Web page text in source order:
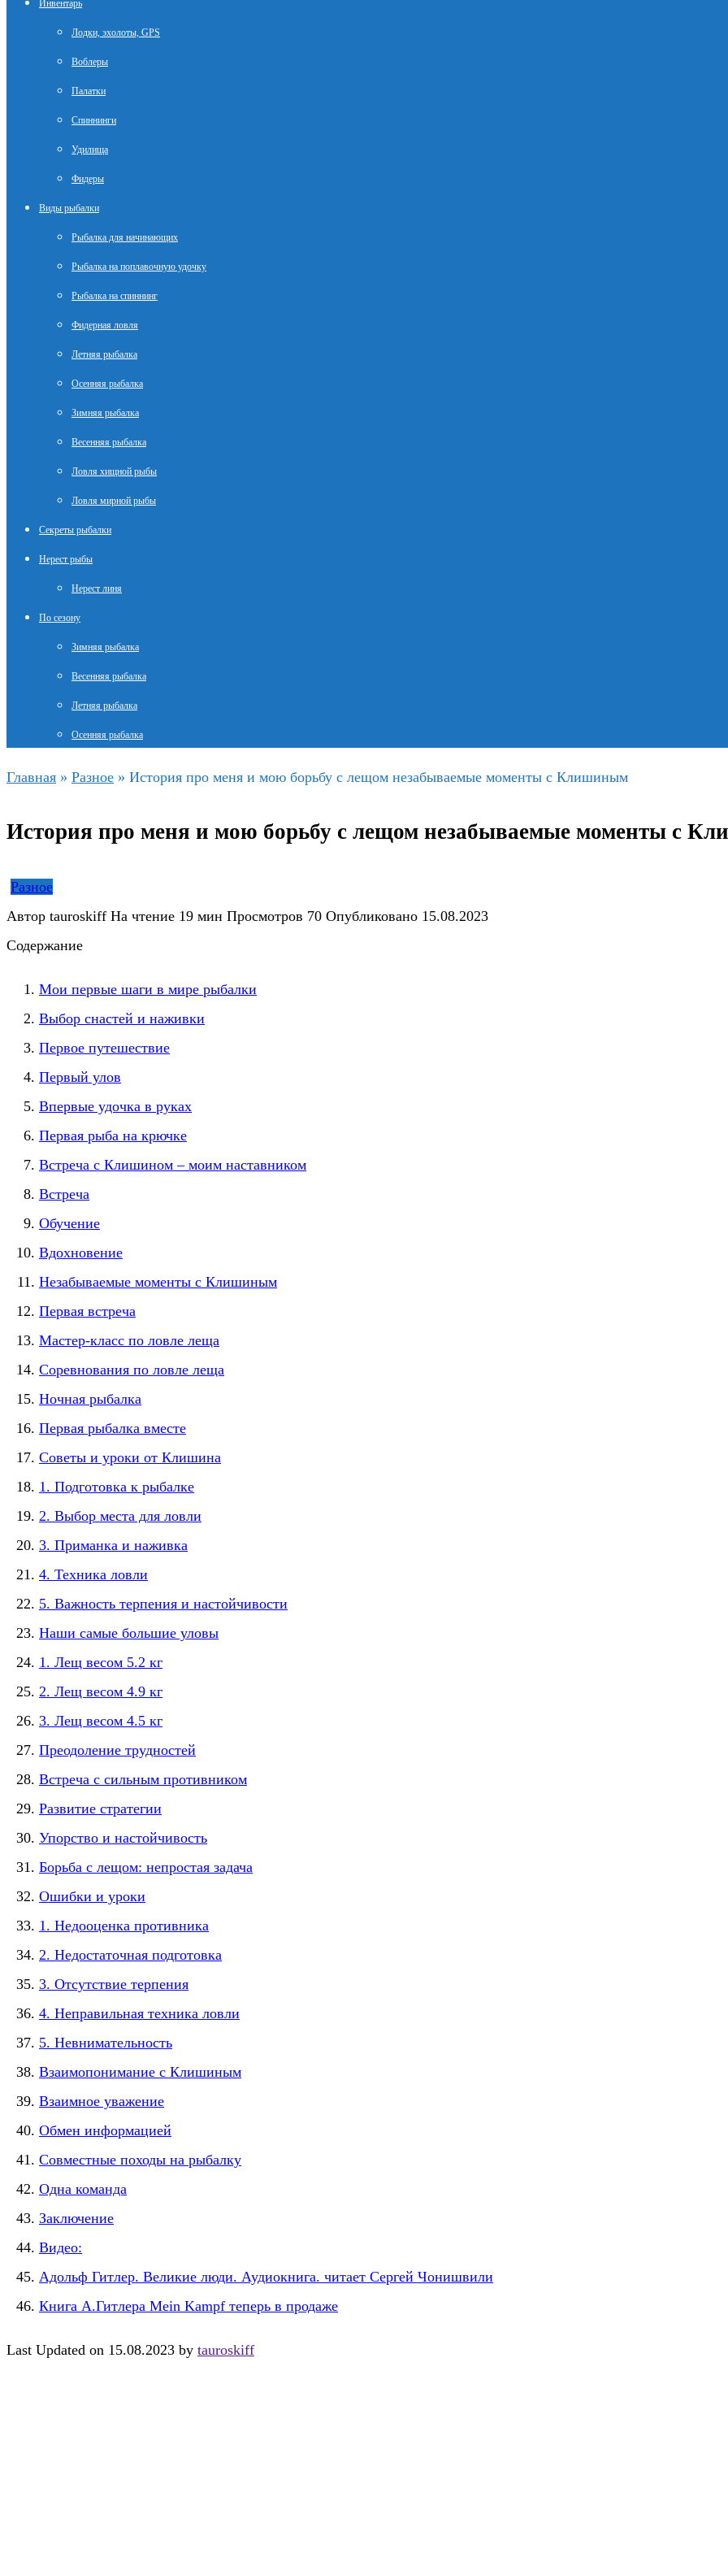
Инвентарь
Лодки, эхолоты, GPS
Воблеры
Палатки
Спиннинги
Удилища
Фидеры
Виды рыбалки
Рыбалка для начинающих
Рыбалка на поплавочную удочку
Рыбалка на спиннинг
Фидерная ловля
Летняя рыбалка
Осенняя рыбалка
Зимняя рыбалка
Весенняя рыбалка
Ловля хищной рыбы
Ловля мирной рыбы
Секреты рыбалки
Нерест рыбы
Нерест линя
По сезону
Зимняя рыбалка
Весенняя рыбалка
Летняя рыбалка
Осенняя рыбалка
Главная » Разное » История про меня и мою борьбу с лещом незабываемые моменты с Клишиным
История про меня и мою борьбу с лещом незабываемые моменты с
Разное
Автор tauroskiff На чтение 19 мин Просмотров 70 Опубликовано 15.08.2023
Содержание
Мои первые шаги в мире рыбалки
Выбор снастей и наживки
Первое путешествие
Первый улов
Впервые удочка в руках
Первая рыба на крючке
Встреча с Клишином – моим наставником
Встреча
Обучение
Вдохновение
Незабываемые моменты с Клишиным
Первая встреча
Мастер-класс по ловле леща
Соревнования по ловле леща
Ночная рыбалка
Первая рыбалка вместе
Советы и уроки от Клишина
1. Подготовка к рыбалке
2. Выбор места для ловли
3. Приманка и наживка
4. Техника ловли
5. Важность терпения и настойчивости
Наши самые большие уловы
1. Лещ весом 5.2 кг
2. Лещ весом 4.9 кг
3. Лещ весом 4.5 кг
Преодоление трудностей
Встреча с сильным противником
Развитие стратегии
Упорство и настойчивость
Борьба с лещом: непростая задача
Ошибки и уроки
1. Недооценка противника
2. Недостаточная подготовка
3. Отсутствие терпения
4. Неправильная техника ловли
5. Невнимательность
Взаимопонимание с Клишиным
Взаимное уважение
Обмен информацией
Совместные походы на рыбалку
Одна команда
Заключение
Видео:
Адольф Гитлер. Великие люди. Аудиокнига. читает Сергей Чонишвили
Книга А.Гитлера Mein Kampf теперь в продаже
Last Updated on 15.08.2023 by tauroskiff